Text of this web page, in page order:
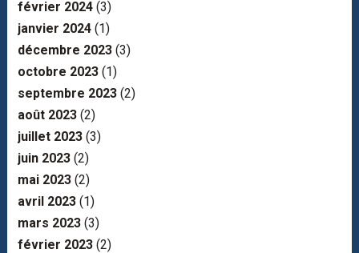
février 2024(3)
janvier 2024(1)
décembre 2023(3)
octobre 2023(1)
septembre 2023(2)
août 2023(2)
juillet 2023(3)
juin 2023(2)
mai 2023(2)
avril 2023(1)
mars 2023(3)
février 2023(2)